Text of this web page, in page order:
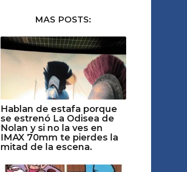
MAS POSTS:
Hablan de estafa porque
se estrenó La Odisea de
Nolan y si no la ves en
IMAX 70mm te pierdes la
mitad de la escena.